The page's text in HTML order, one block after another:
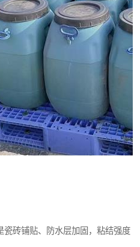
砖铺贴、防水层加固，粘结强度